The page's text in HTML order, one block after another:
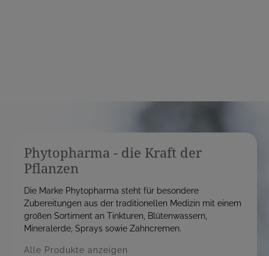
Phytopharma - die Kraft der
Pflanzen
Die Marke Phytopharma steht für besondere
Zubereitungen aus der traditionellen Medizin mit einem
großen Sortiment an Tinkturen, Blütenwassern,
Mineralerde, Sprays sowie Zahncremen.
Alle Produkte anzeigen